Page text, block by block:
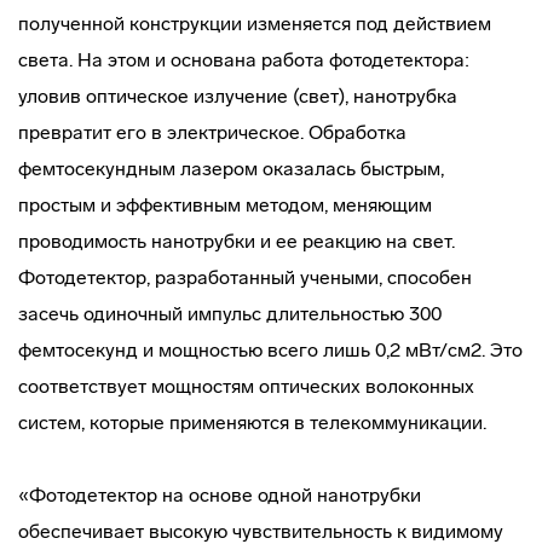
полученной конструкции изменяется под действием
света. На этом и основана работа фотодетектора:
уловив оптическое излучение (свет), нанотрубка
превратит его в электрическое. Обработка
фемтосекундным лазером оказалась быстрым,
простым и эффективным методом, меняющим
проводимость нанотрубки и ее реакцию на свет.
Фотодетектор, разработанный учеными, способен
засечь одиночный импульс длительностью 300
фемтосекунд и мощностью всего лишь 0,2 мВт/см2. Это
соответствует мощностям оптических волоконных
систем, которые применяются в телекоммуникации.
«Фотодетектор на основе одной нанотрубки
обеспечивает высокую чувствительность к видимому